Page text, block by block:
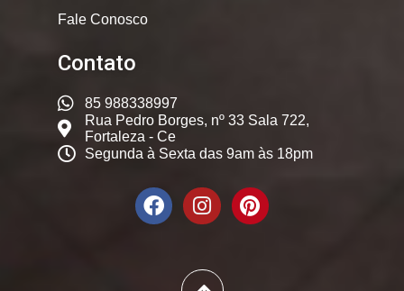
Fale Conosco
Contato
85 988338997
Rua Pedro Borges, nº 33 Sala 722,
Fortaleza - Ce
Segunda à Sexta das 9am às 18pm